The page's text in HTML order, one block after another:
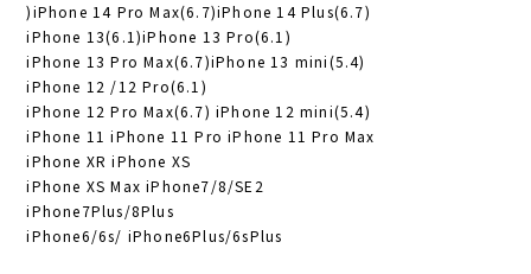
)iPhone 14 Pro Max(6.7)iPhone 14 Plus(6.7)
iPhone 13(6.1)iPhone 13 Pro(6.1)
iPhone 13 Pro Max(6.7)iPhone 13 mini(5.4)
iPhone 12 /12 Pro(6.1)
iPhone 12 Pro Max(6.7) iPhone 12 mini(5.4)
iPhone 11 iPhone 11 Pro iPhone 11 Pro Max
iPhone XR iPhone XS
iPhone XS Max iPhone7/8/SE2
iPhone7Plus/8Plus
iPhone6/6s/ iPhone6Plus/6sPlus